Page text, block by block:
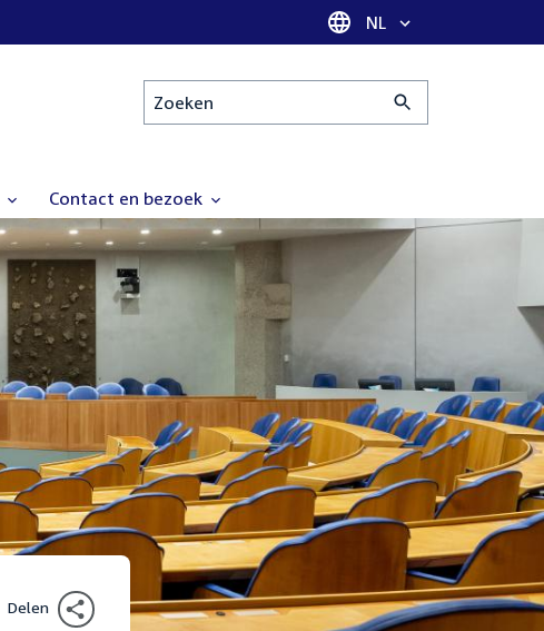
Taal selectie
NL
Zoeken
Contact en bezoek
Delen